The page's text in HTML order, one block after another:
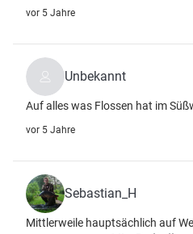
vor 5 Jahre
Unbekannt
Auf alles was Flossen hat im
vor 5 Jahre
Sebastian_H
Mittlerweile hauptsächlich auf